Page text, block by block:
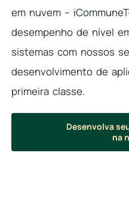
em nuvem –
desempenho de nível
sistemas com nossos
desenvolvimento de
primeira classe.
Desenvolva
na